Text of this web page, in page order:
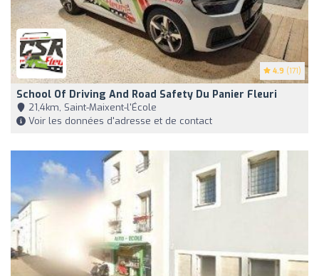
4.9 (171)
School Of Driving And Road Safety Du Panier Fleuri
21,4km, Saint-Maixent-l'École
Voir les données d'adresse et de contact